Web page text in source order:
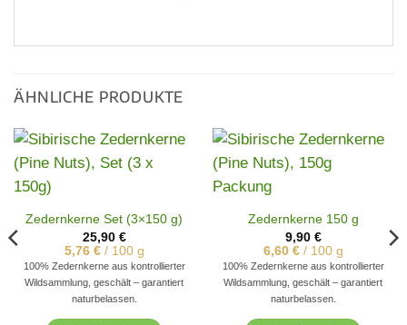
ÄHNLICHE PRODUKTE
Zedernkerne Set (3×150 g)
25,90 €
5,76 €/ 100 g
100% Zedernkerne aus kontrollierter
Wildsammlung, geschält – garantiert
naturbelassen.
Zedernkerne 150 g
9,90 €
6,60 €/ 100 g
100% Zedernkerne aus kontrollierter
Wildsammlung, geschält – garantiert
naturbelassen.